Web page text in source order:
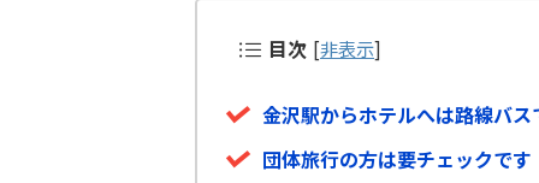
目次 [非表示]
金沢駅からホテルへは路線バス
団体旅行の方は要チェックです